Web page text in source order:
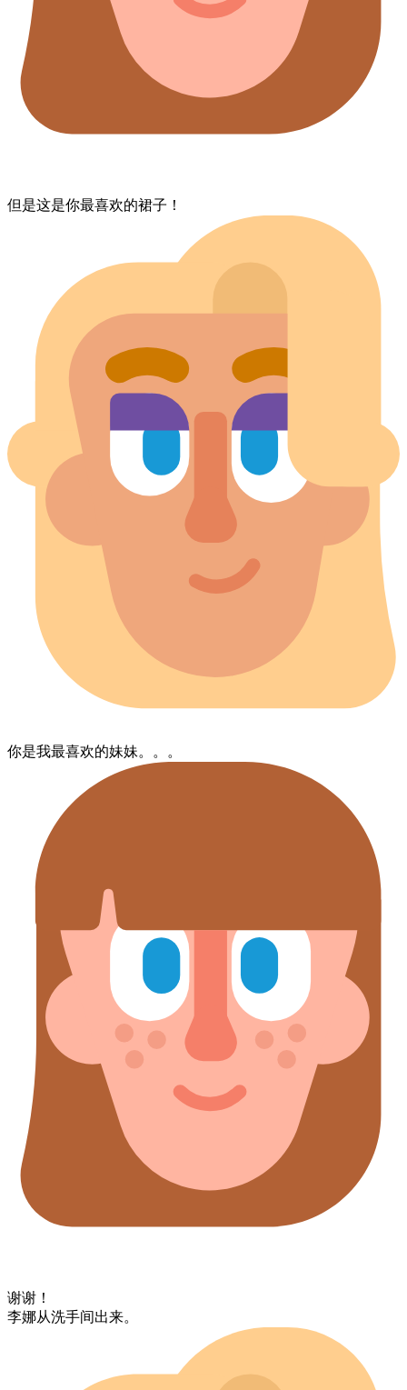
但是​这是​你最喜欢的​裙子！
你​是​我最喜欢的​妹妹。。。
谢谢！
李娜​从​洗手间​出来。